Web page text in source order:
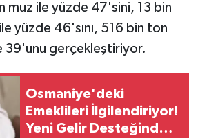
muz ile yüzde 47'sini, 13 bin
yüzde 46'sını, 516 bin ton
39'unu gerçekleştiriyor.
Osmaniye'deki
Emeklileri İlgilendiriyor!
Yeni Gelir Desteğinde